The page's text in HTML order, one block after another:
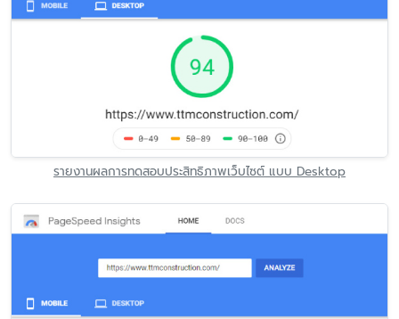
รายงานผลการทดสอบประสิทธิภาพเว็บไซต์ แบบ Desktop